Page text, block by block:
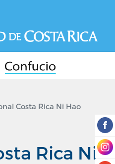
contenido
principal
Costa Rica Ni Hao
Rica Ni